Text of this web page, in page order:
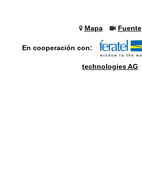
Mapa Fuente
En cooperación con:
technologies AG